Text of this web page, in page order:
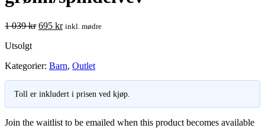
1 039kr Opprinnelig
039 kr.
695 krNåværende
inkl. mødre
Utsolgt
Kategorier: Barn, Outlet
Toll er inkludert i prisen ved kjøp.
Join the waitlist to be emailed when this product becomes available